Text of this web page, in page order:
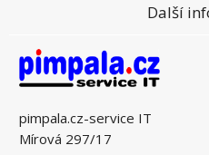
pimpala.cz-service IT
Mírová 297/17
Další